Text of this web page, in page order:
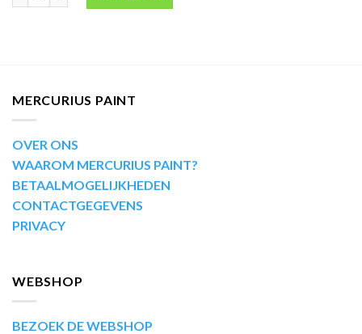
MERCURIUS PAINT
OVER ONS
WAAROM MERCURIUS PAINT?
BETAALMOGELIJKHEDEN
CONTACTGEGEVENS
PRIVACY
WEBSHOP
BEZOEK DE WEBSHOP